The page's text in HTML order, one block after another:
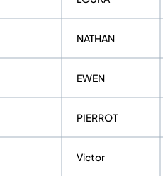
NATHAN
EWEN
PIERROT
Victor